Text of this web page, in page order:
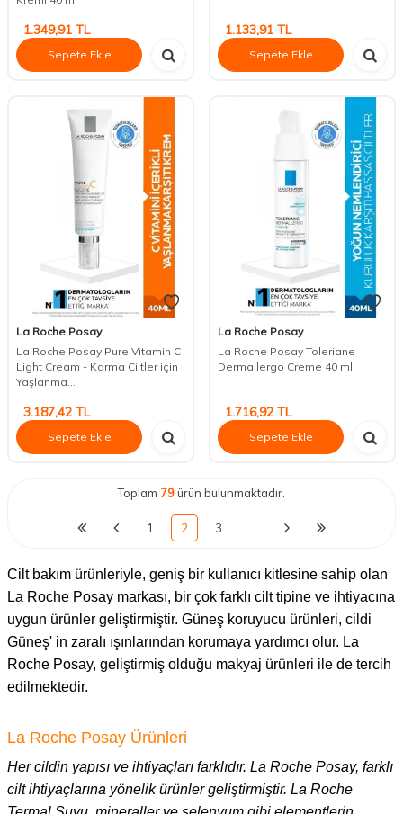
1.349,91 TL
Sepete Ekle
1.133,91 TL
Sepete Ekle
La Roche Posay
La Roche Posay Pure Vitamin C
Light Cream - Karma Ciltler için
Yaşlanma...
3.187,42 TL
Sepete Ekle
La Roche Posay
La Roche Posay Toleriane
Dermallergo Creme 40 ml
1.716,92 TL
Sepete Ekle
Toplam 79ürün bulunmaktadır.
1 2 3
Cilt bakım ürünleriyle, geniş bir kullanıcı kitlesine sahip olan
La Roche Posay markası, bir çok farklı cilt tipine ve ihtiyacına
uygun ürünler geliştirmiştir. Güneş koruyucu ürünleri, cildi
Güneş' in zaralı ışınlarından korumaya yardımcı olur. La
Roche Posay, geliştirmiş olduğu makyaj ürünleri ile de tercih
edilmektedir.
La Roche Posay Ürünleri
Her cildin yapısı ve ihtiyaçları farklıdır. La Roche Posay, farklı
cilt ihtiyaçlarına yönelik ürünler geliştirmiştir. La Roche